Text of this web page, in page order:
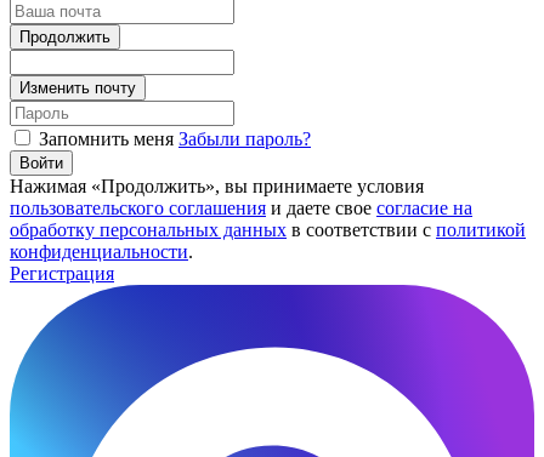
Продолжить
Изменить почту
Запомнить меня Забыли пароль?
Войти
Нажимая «Продолжить», вы принимаете условия
пользовательского соглашения и даете свое согласие на
обработку персональных данных в соответствии с политикой
конфиденциальности.
Регистрация